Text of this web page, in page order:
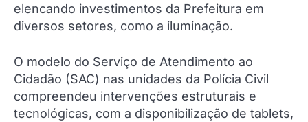
elencando investimentos da Prefeitura em
diversos setores, como a iluminação.
O modelo do Serviço de Atendimento ao
Cidadão (SAC) nas unidades da Polícia Civil
compreendeu intervenções estruturais e
tecnológicas, com a disponibilização de tablets,